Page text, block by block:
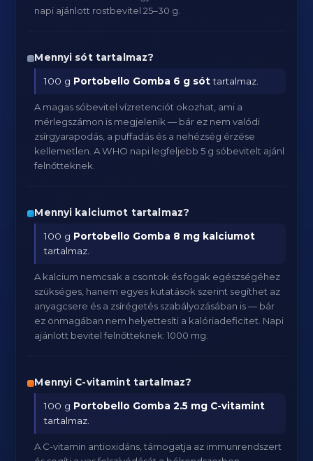
napi ajánlott rostbevitel 25–30 g.
Mennyi sót tartalmaz?
100 g Portobello Gomba 6 g sóttartalmaz.
A magas sóbevitel vízretenciót okozhat, ami a
mérlegszámon is megjelenik — bár ez nem valódi
zsírgyarapodás, a puffadás és a nehézség érzése
kellemetlen. A WHO napi legfeljebb 5 g sóbevitelt ajánl
felnőtteknek.
Mennyi kalciumot tartalmaz?
100 g Portobello Gomba 8 mg kalciumot
tartalmaz.
A kalcium nemcsak a csontok és fogak egészségéhez
szükséges, hanem egyes kutatások szerint segíthet az
anyagcsere és a zsírégetés szabályozásában is — bár
ez önmagában nem helyettesíti a kalóriadeficitet. Napi
ajánlott bevitel felnőtteknek: 1000 mg.
Mennyi C-vitamint tartalmaz?
100 g Portobello Gomba 2.5 mg C-vitamint
tartalmaz.
A C-vitamin antioxidáns, támogatja az immunrendszert